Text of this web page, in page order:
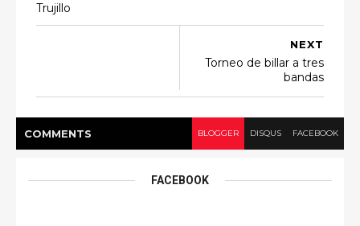
Trujillo
NEXT
Torneo de billar a tres
bandas
COMMENTS BLOGGER DISQUS FACEBOOK
FACEBOOK